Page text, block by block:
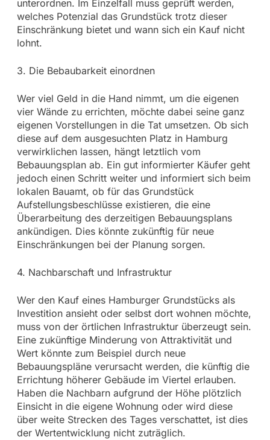
unterordnen. Im Einzelfall muss geprüft werden,
welches Potenzial das Grundstück trotz dieser
Einschränkung bietet und wann sich ein Kauf nicht
lohnt.
3. Die Bebaubarkeit einordnen
Wer viel Geld in die Hand nimmt, um die eigenen
vier Wände zu errichten, möchte dabei seine ganz
eigenen Vorstellungen in die Tat umsetzen. Ob sich
diese auf dem ausgesuchten Platz in Hamburg
verwirklichen lassen, hängt letztlich vom
Bebauungsplan ab. Ein gut informierter Käufer geht
jedoch einen Schritt weiter und informiert sich beim
lokalen Bauamt, ob für das Grundstück
Aufstellungsbeschlüsse existieren, die eine
Überarbeitung des derzeitigen Bebauungsplans
ankündigen. Dies könnte zukünftig für neue
Einschränkungen bei der Planung sorgen.
4. Nachbarschaft und Infrastruktur
Wer den Kauf eines Hamburger Grundstücks als
Investition ansieht oder selbst dort wohnen möchte,
muss von der örtlichen Infrastruktur überzeugt sein.
Eine zukünftige Minderung von Attraktivität und
Wert könnte zum Beispiel durch neue
Bebauungspläne verursacht werden, die künftig die
Errichtung höherer Gebäude im Viertel erlauben.
Haben die Nachbarn aufgrund der Höhe plötzlich
Einsicht in die eigene Wohnung oder wird diese
über weite Strecken des Tages verschattet, ist dies
der Wertentwicklung nicht zuträglich.